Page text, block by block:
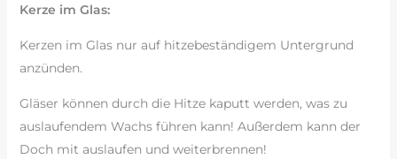
Kerze im Glas:
Kerzen im Glas nur auf hitzebeständigem Untergrund
anzünden.
Gläser können durch die Hitze kaputt werden, was zu
auslaufendem Wachs führen kann! Außerdem kann der
Doch mit auslaufen und weiterbrennen!